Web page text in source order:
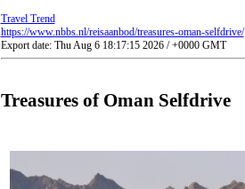
Travel Trend
https://www.nbbs.nl/reisaanbod/treasures-oman-selfdrive/
Export date: Thu Aug 6 18:17:15 2026 / +0000 GMT
Treasures of Oman Selfdrive